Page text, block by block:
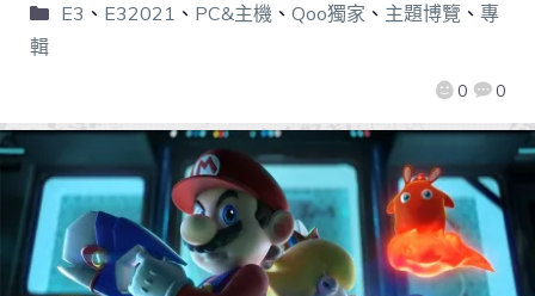
0 0
E3 、 E32021 、 PC&主機、 Qoo獨家 、 主題博覽 、 專
輯